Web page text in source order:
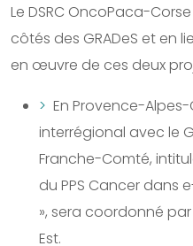
Le DSRC OncoPaca-
côtés des GRADeS et en
en œuvre de ces deux
En Provence-
interrégional avec le
Franche-Comté,
du PPS Cancer dans
», sera coordonné par
Est.